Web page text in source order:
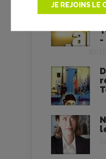
JE REJOINS LE
-